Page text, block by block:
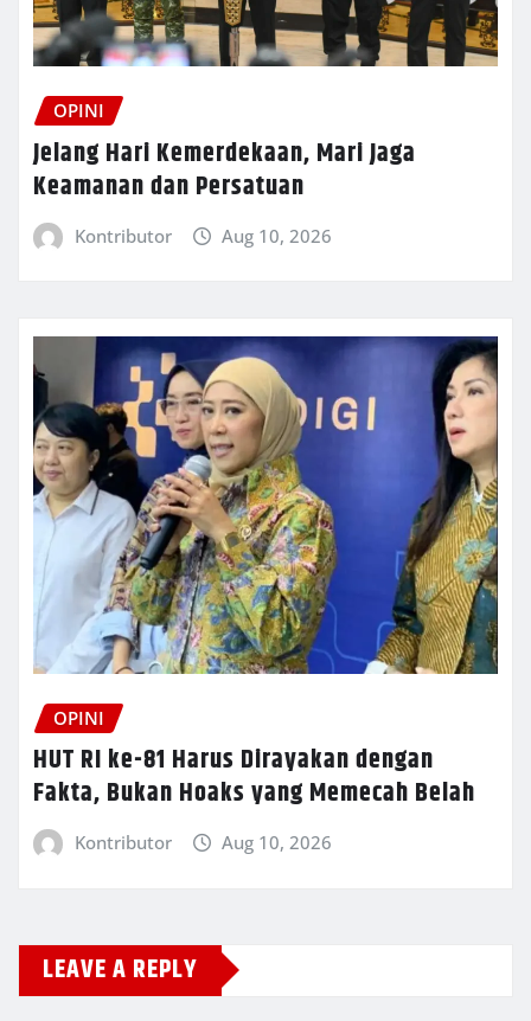
OPINI
Jelang Hari Kemerdekaan, Mari Jaga
Keamanan dan Persatuan
Kontributor Aug 10, 2026
OPINI
HUT RI ke-81 Harus Dirayakan dengan
Fakta, Bukan Hoaks yang Memecah Belah
Kontributor Aug 10, 2026
LEAVE A REPLY